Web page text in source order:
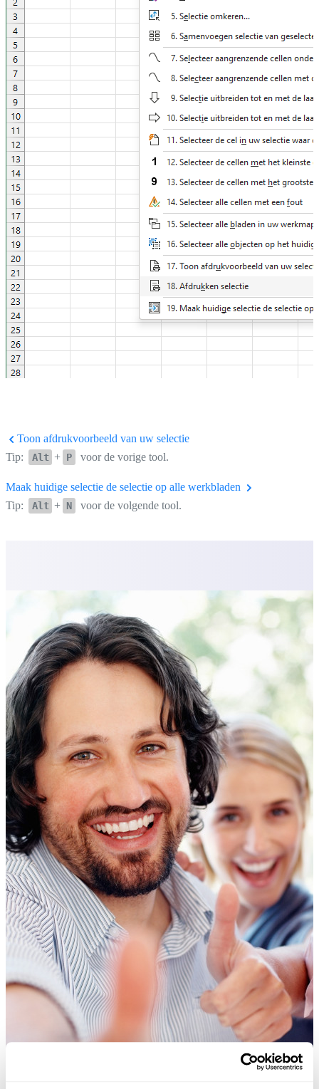
Toon afdrukvoorbeeld van uw selectie
Tip:
Alt + P voor de vorige tool.
Maak huidige selectie de selectie op alle werkbladen
Tip:
Alt + N voor de volgende tool.